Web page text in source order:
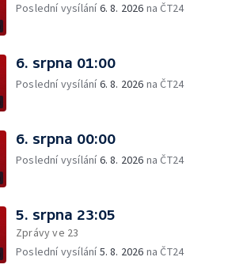
Poslední vysílání6. 8. 2026 na ČT24
6. srpna 01:00
Poslední vysílání6. 8. 2026 na ČT24
6. srpna 00:00
Poslední vysílání6. 8. 2026 na ČT24
5. srpna 23:05
Zprávy ve 23
Poslední vysílání5. 8. 2026 na ČT24